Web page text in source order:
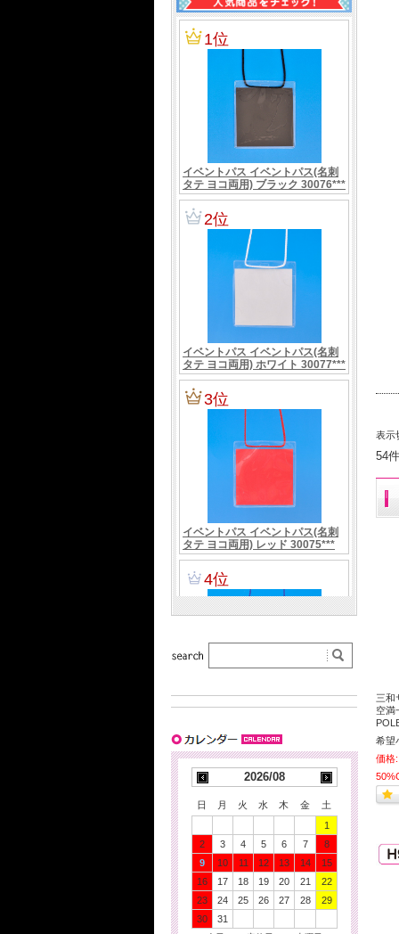
表示
54
三和
空満
希望
価格:
2026/08
日 月 火 水 木 金
土
1
2
3 4 5 6 7
8
9
10 11 12 13 14
15
16
17 18 19 20 21
22
23
24 25 26 27 28
29
30
31